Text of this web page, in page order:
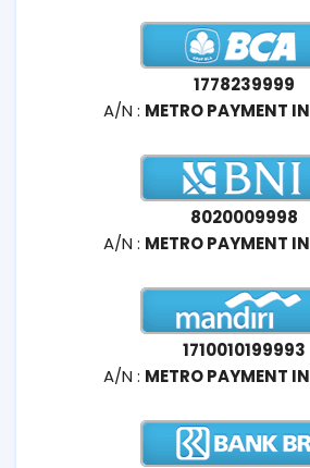
1778239999
A/N : METRO PAYMENT
8020009998
A/N : METRO PAYMENT
1710010199993
A/N : METRO PAYMENT